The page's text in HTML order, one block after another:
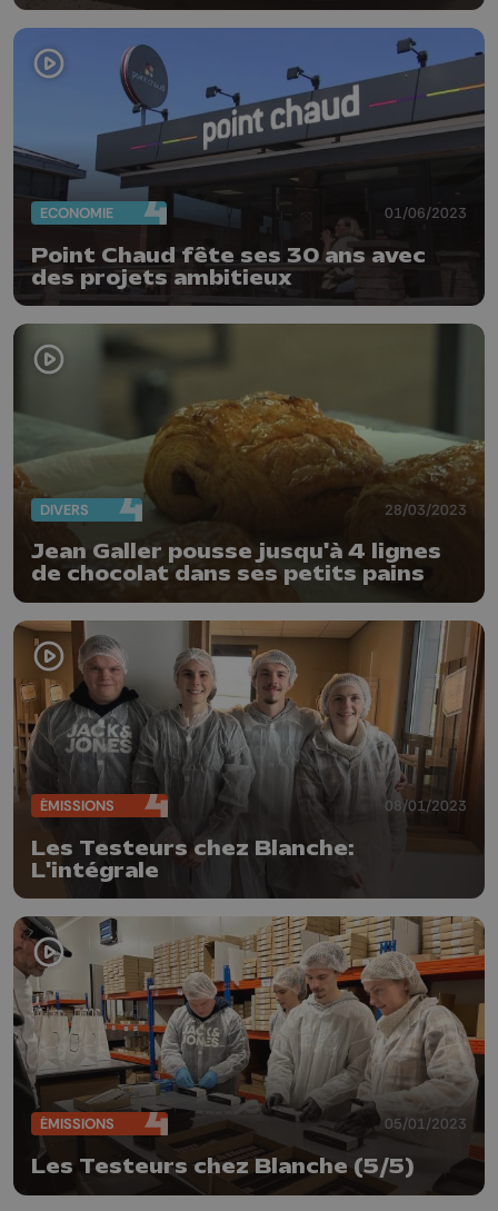
ECONOMIE 01/06/2023
Point Chaud fête ses 30 ans avec
des projets ambitieux
DIVERS 28/03/2023
Jean Galler pousse jusqu'à 4 lignes
de chocolat dans ses petits pains
ÉMISSIONS 08/01/2023
Les Testeurs chez Blanche:
L'intégrale
ÉMISSIONS 05/01/2023
Les Testeurs chez Blanche (5/5)